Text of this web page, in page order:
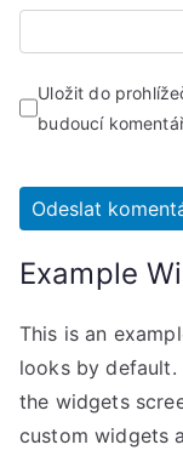
Uložit do
budoucí
Example
This is an
looks by
the widgets
custom widgets